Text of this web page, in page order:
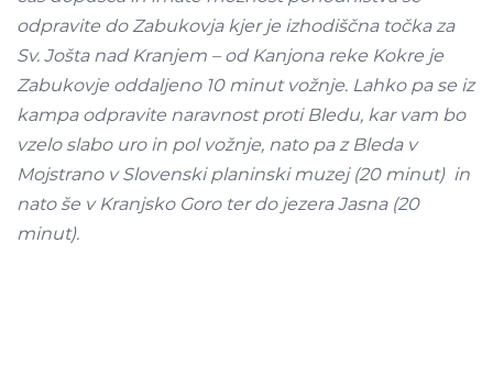
odpravite do Zabukovja kjer je izhodiščna točka za
Sv. Jošta nad Kranjem – od Kanjona reke Kokre je
Zabukovje oddaljeno 10 minut vožnje. Lahko pa se iz
kampa odpravite naravnost proti Bledu, kar vam bo
vzelo slabo uro in pol vožnje, nato pa z Bleda v
Mojstrano v Slovenski planinski muzej (20 minut) in
nato še v Kranjsko Goro ter do jezera Jasna (20
minut).